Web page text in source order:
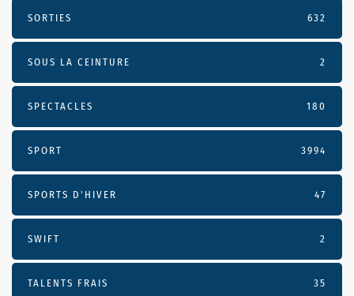
SORTIES 632
SOUS LA CEINTURE 2
SPECTACLES 180
SPORT 3994
SPORTS D'HIVER 47
SWIFT 2
TALENTS FRAIS 35